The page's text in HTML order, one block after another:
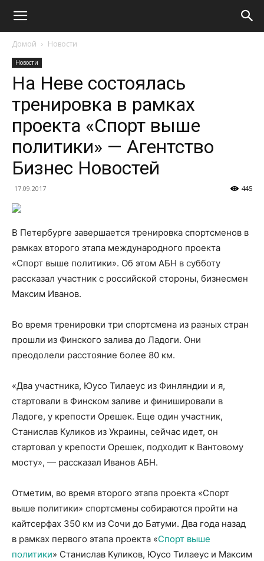
Домой Новости
Новости
На Неве состоялась
тренировка в рамках
проекта «Спорт выше
политики» — Агентство
Бизнес Новостей
17.09.2017 445
В Петербурге завершается тренировка спортсменов в
рамках второго этапа международного проекта
«Спорт выше политики». Об этом АБН в субботу
рассказал участник с российской стороны, бизнесмен
Максим Иванов.
Во время тренировки три спортсмена из разных стран
прошли из Финского залива до Ладоги. Они
преодолели расстояние более 80 км.
«Два участника, Юусо Тилаеус из Финляндии и я,
стартовали в Финском заливе и финишировали в
Ладоге, у крепости Орешек. Еще один участник,
Станислав Куликов из Украины, сейчас идет, он
стартовал у крепости Орешек, подходит к Вантовому
мосту», — рассказал Иванов АБН.
Отметим, во время второго этапа проекта «Спорт
выше политики» спортсмены собираются пройти на
кайтсерфах 350 км из Сочи до Батуми. Два года назад
в рамках первого этапа проекта «Спорт выше
политики» Станислав Куликов, Юусо Тилаеус и Максим